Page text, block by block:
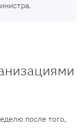
после того,